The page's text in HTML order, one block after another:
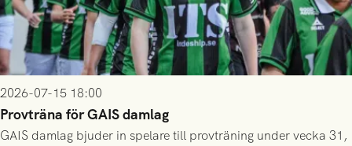
2026-07-15 18:00
Provträna för GAIS damlag
GAIS damlag bjuder in spelare till provträning under vecka 31,